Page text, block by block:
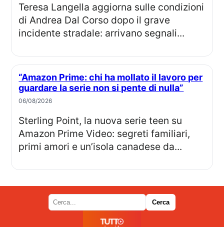
Teresa Langella aggiorna sulle condizioni
di Andrea Dal Corso dopo il grave
incidente stradale: arrivano segnali...
“Amazon Prime: chi ha mollato il lavoro per
guardare la serie non si pente di nulla”
06/08/2026
Sterling Point, la nuova serie teen su
Amazon Prime Video: segreti familiari,
primi amori e un’isola canadese da...